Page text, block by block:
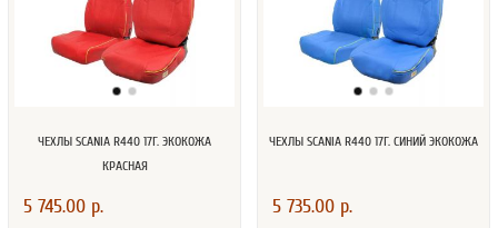
ЧЕХЛЫ SCANIA R440 17Г. ЭКОКОЖА
КРАСНАЯ
5 745.00 р.
ЧЕХЛЫ SCANIA R440 17Г. СИНИЙ ЭКОКОЖА
5 735.00 р.